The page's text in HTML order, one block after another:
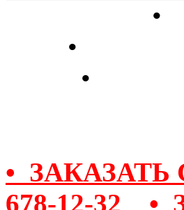
•
•
•
•
678-12-32
•